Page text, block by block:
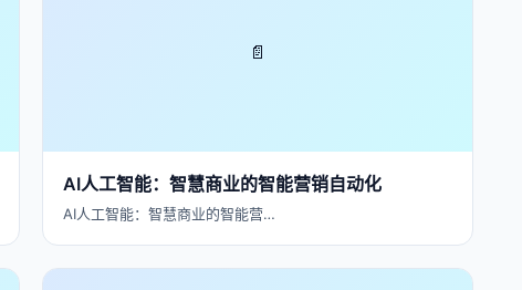
📄
AI人工智能：智慧商业的智能营销自动化
AI人工智能：智慧商业的智能营…